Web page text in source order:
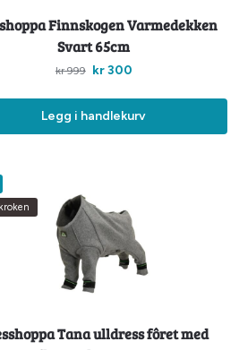
Finnskogen Varmedekken
Svart 65cm
kr999 kr300
Legg i handlekurv
Tana ulldress fôret med